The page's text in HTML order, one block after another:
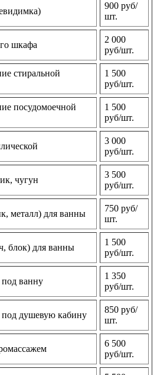
900 руб/
шт.
шкафа
2 000
руб/шт.
стиральной
1 500
руб/шт.
посудомоечной
1 500
руб/шт.
3 000
руб/шт.
чугун
3 500
руб/шт.
металл) для ванны
750 руб/
шт.
блок) для ванны
1 500
руб/шт.
ванну
1 350
руб/шт.
под душевую кабину
850 руб/
шт.
6 500
руб/шт.